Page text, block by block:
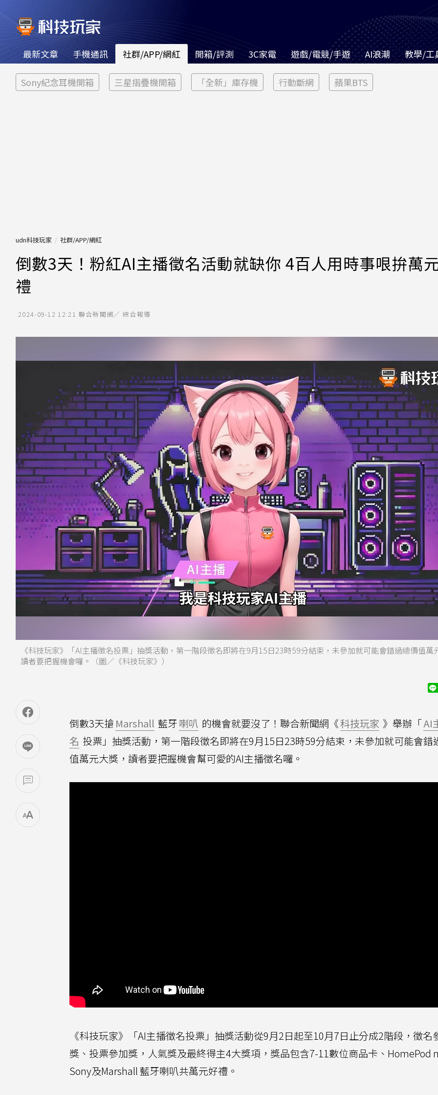
最新文章 手機通訊 社群/APP/網紅 開箱/評測 3C家電 遊戲/電競/手遊 AI浪潮 教學/工
Sony紀念耳機開箱 三星摺疊機開箱 「全新」庫存機 行動斷網 蘋果BTS
udn科技玩家 社群/APP/網紅
倒數3天！粉紅AI主播徵名活動就缺你 4百人用時事哏拚萬
禮
2024-09-12 12:21 聯合新聞網／ 綜合報導
《科技玩家》「AI主播徵名投票」抽獎活動，第一階段徵名即將在9月15日23時59分結束，未參加就可能會錯過總價值萬
讀者要把握機會囉。（圖／《科技玩家》）
倒數3天搶 Marshall 藍牙喇叭 的機會就要沒了！聯合新聞網《科技玩家 》舉辦「AI
名 投票」抽獎活動，第一階段徵名即將在9月15日23時59分結束，未參加就可能會錯
值萬元大獎，讀者要把握機會幫可愛的AI主播徵名囉。
《科技玩家》「AI主播徵名投票」抽獎活動從9月2日起至10月7日止分成2階段，徵名
獎、投票參加獎，人氣獎及最終得主4大獎項，獎品包含7-11數位商品卡、HomePod
Sony及Marshall 藍牙喇叭共萬元好禮。